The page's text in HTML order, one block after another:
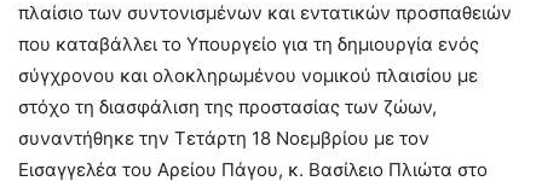
πλαίσιο των συντονισμένων και εντατικών προσπαθειών
που καταβάλλει το Υπουργείο για τη δημιουργία ενός
σύγχρονου και ολοκληρωμένου νομικού πλαισίου με
στόχο τη διασφάλιση της προστασίας των ζώων,
συναντήθηκε την Τετάρτη 18 Νοεμβρίου με τον
Εισαγγελέα του Αρείου Πάγου, κ. Βασίλειο Πλιώτα στο